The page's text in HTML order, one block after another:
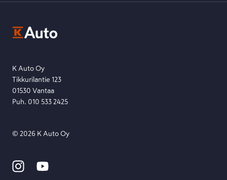
Etsi toimipiste
K Auto Oy
Tikkurilantie 123
01530 Vantaa
Puh. 010 533 2425
© 2026 K Auto Oy